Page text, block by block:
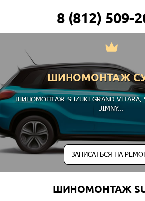
8 (812) 509-
ШИНОМОНТАЖ
ШИНОМОНТАЖ SUZUKIGRAND VITARA,
JIMNY...
ЗАПИСАТЬСЯ НА
ШИНОМОНТАЖ